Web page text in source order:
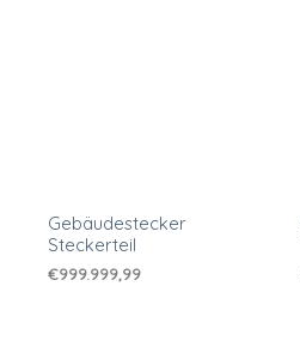
Gebäudestecker
Steckerteil
€999.999,99